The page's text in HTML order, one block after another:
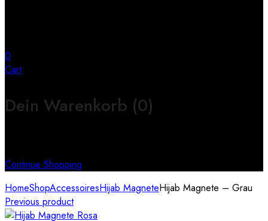
0
Cart
Dein Warenkorb (0)
Continue Shopping
HomeShopAccessoiresHijab MagneteHijab Magnete – Grau
Previous product